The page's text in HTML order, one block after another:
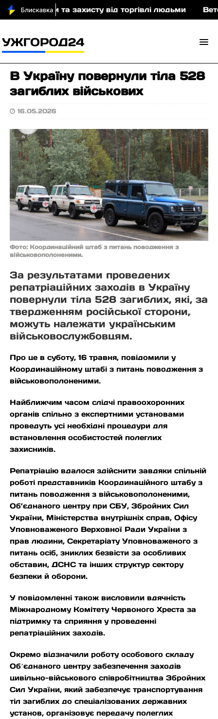
та захисту від торгівлі людьми
В Україну повернули тіла 528
загиблих військових
16.05.2026
Фото: Координаційний штаб з питань поводження з
військовополоненими.
За результатами проведених
репатріаційних заходів в Україну
повернули тіла 528 загиблих, які, за
твердженням російської сторони,
можуть належати українським
військовослужбовцям.
Про це в суботу, 16 травня, повідомили у
Координаційному штабі з питань поводження з
військовополоненими.
Найближчим часом слідчі правоохоронних
органів спільно з експертними установами
проведуть усі необхідні процедури для
встановлення особистостей полеглих
захисників.
Репатріацію вдалося здійснити завдяки спільній
роботі представників Координаційного штабу з
питань поводження з військовополоненими,
Об’єднаного центру при СБУ, Збройних Сил
України, Міністерства внутрішніх справ, Офісу
Уповноваженого Верховної Ради України з
прав людини, Секретаріату Уповноваженого з
питань осіб, зниклих безвісти за особливих
обставин, ДСНС та інших структур сектору
безпеки й оборони.
У повідомленні також висловили вдячність
Міжнародному Комітету Червоного Хреста за
підтримку та сприяння у проведенні
репатріаційних заходів.
Окремо відзначили роботу особового складу
Обʼєднаного центру забезпечення заходів
цивільно-військового співробітництва Збройних
Сил України, який забезпечує транспортування
тіл загиблих до спеціалізованих державних
установ, організовує передачу полеглих